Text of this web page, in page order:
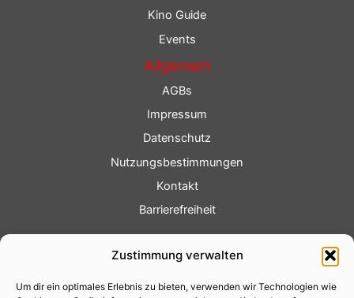
Zustimmung verwalten
Um dir ein optimales Erlebnis zu bieten, verwenden wir Technologien wie
Kino Guide
Events
Allgemein
AGBs
Impressum
Datenschutz
Nutzungsbestimmungen
Kontakt
Barrierefreiheit
Fotoservice
Videoservice